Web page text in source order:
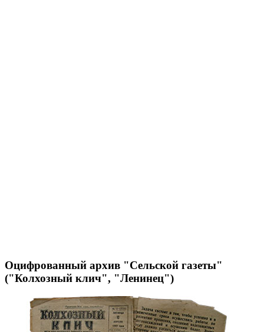
Оцифрованный архив "Сельской газеты"
("Колхозный клич", "Ленинец")